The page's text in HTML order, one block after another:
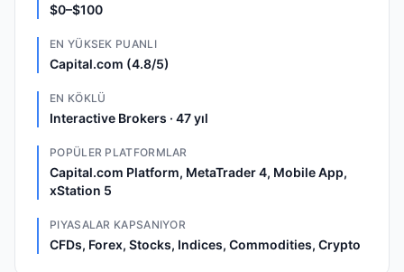
$0–$100
EN YÜKSEK PUANLI
Capital.com (4.8/5)
EN KÖKLÜ
Interactive Brokers · 47 yıl
POPÜLER PLATFORMLAR
Capital.com Platform, MetaTrader 4, Mobile App,
xStation 5
PIYASALAR KAPSANIYOR
CFDs, Forex, Stocks, Indices, Commodities, Crypto